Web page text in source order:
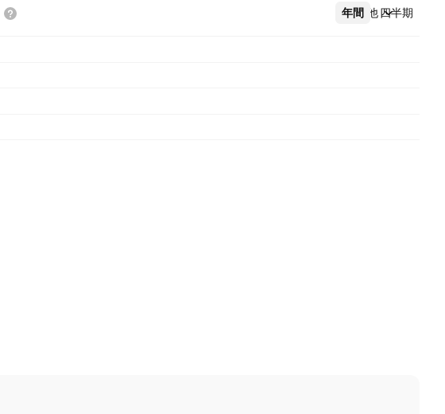
年間 四半期
その他